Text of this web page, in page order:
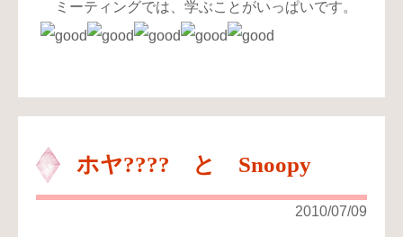
ミーティングでは、学ぶことがいっぱいです。
ホヤ???? と Snoopy
2010/07/09